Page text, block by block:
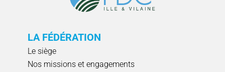
LA FÉDÉRATION
Le siège
Nos missions et engagements